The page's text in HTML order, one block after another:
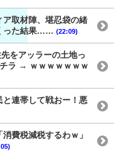
取材陣、堪忍袋の緒
った結果…… (22:09)
をアッラーの土地っ
ラ → ｗｗｗｗｗｗｗ
連帯して戦おー！悪
費税減税するわｗ」